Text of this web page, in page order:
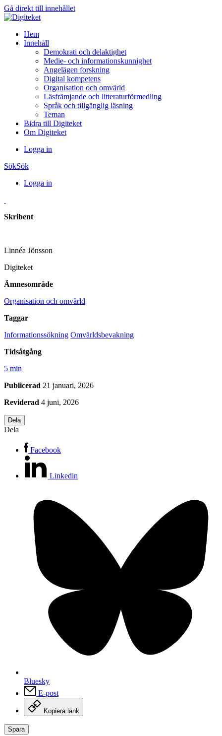
Gå direkt till innehållet
Hem
Innehåll
Demokrati och delaktighet
Medie- och informationskunnighet
Angelägen forskning
Digital kompetens
Organisation och omvärld
Läsfrämjande och litteraturförmedling
Språk och tillgänglig läsning
Teman
Bidra till Digiteket
Om Digiteket
Logga in
SökSök
Logga in
Skribent
Linnéa Jönsson
Digiteket
Ämnesområde
Organisation och omvärld
Taggar
Informationssökning Omvärldsbevakning
Tidsåtgång
5 min
Publicerad 21 januari, 2026
Reviderad 4 juni, 2026
Dela
Dela
Facebook
Linkedin
Bluesky
E-post
Kopiera länk
Spara